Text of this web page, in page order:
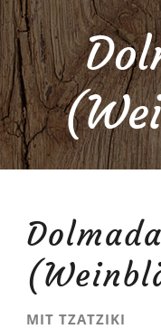
MIT TZATZIKI